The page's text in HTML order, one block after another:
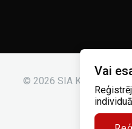
© 2026 SIA Kates
Vai